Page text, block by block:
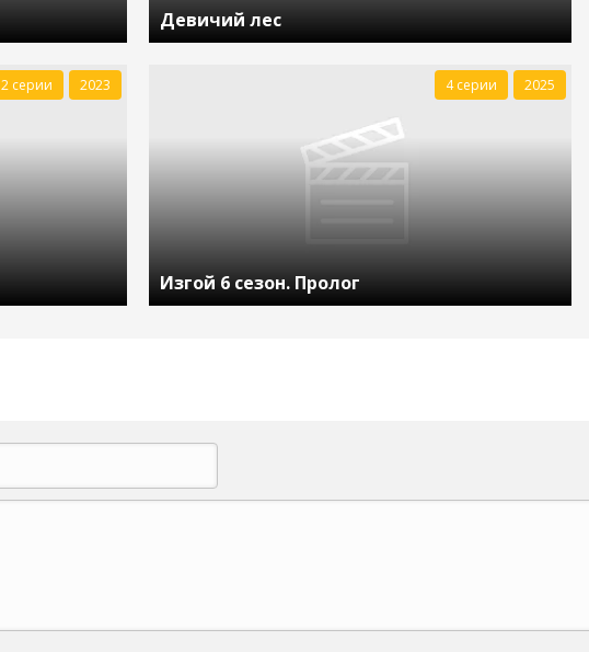
Девичий лес
2 серии 2023
Изгой 6 сезон. Пролог
4 серии 2025